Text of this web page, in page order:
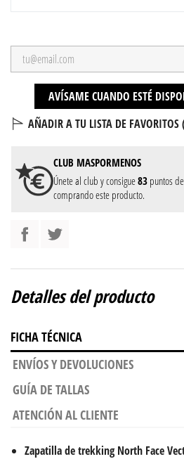
AVÍSAME CUANDO ESTÉ
AÑADIR A TU LISTA DE FAVORITOS
CLUB MASPORMENOS
Únete al club y consigue83 puntos
comprando este producto.
Detalles del producto
FICHA TÉCNICA
ENVÍOS Y DEVOLUCIONES
GUÍA DE TALLAS
ATENCIÓN AL CLIENTE
Zapatilla de trekking North Face